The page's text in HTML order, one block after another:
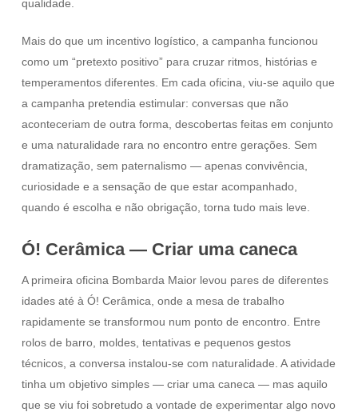
qualidade.
Mais do que um incentivo logístico, a campanha funcionou
como um “pretexto positivo” para cruzar ritmos, histórias e
temperamentos diferentes. Em cada oficina, viu-se aquilo que
a campanha pretendia estimular: conversas que não
aconteceriam de outra forma, descobertas feitas em conjunto
e uma naturalidade rara no encontro entre gerações. Sem
dramatização, sem paternalismo — apenas convivência,
curiosidade e a sensação de que estar acompanhado,
quando é escolha e não obrigação, torna tudo mais leve.
Ó! Cerâmica — Criar uma caneca
A primeira oficina Bombarda Maior levou pares de diferentes
idades até à Ó! Cerâmica, onde a mesa de trabalho
rapidamente se transformou num ponto de encontro. Entre
rolos de barro, moldes, tentativas e pequenos gestos
técnicos, a conversa instalou-se com naturalidade. A atividade
tinha um objetivo simples — criar uma caneca — mas aquilo
que se viu foi sobretudo a vontade de experimentar algo novo